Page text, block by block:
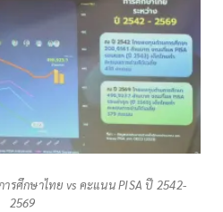
รศึกษาไทย vs คะแนน PISA ปี 2542-
2569